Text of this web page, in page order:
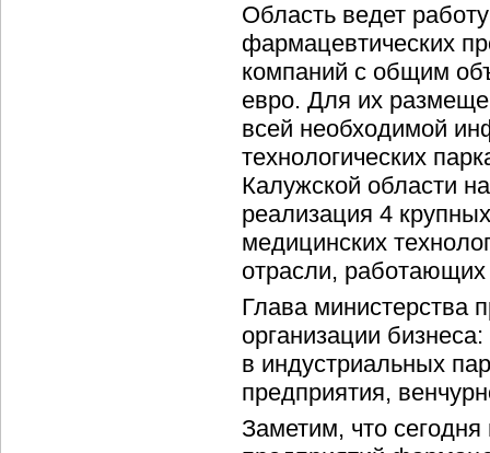
Область ведет
фармацевтических
компаний с общим
евро. Для их
всей необходимой
технологических
Калужской области
реализация 4
медицинских
отрасли,
Глава министерства
организации
в индустриальных
предприятия,
Заметим, что